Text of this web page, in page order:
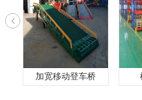
加宽移动登车桥